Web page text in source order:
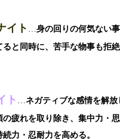
イト …身の回りの何気ない
ると同時に、苦手な物事も拒
ト …ネガティブな感情を解
の疲れを取り除き、集中力・
力・忍耐力を高める。